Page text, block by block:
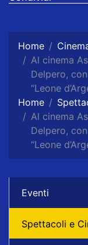
Home
Al cinema
Delpero,
“Leone
Home
Al cinema
Delpero,
“Leone
Eventi
Spettacoli e